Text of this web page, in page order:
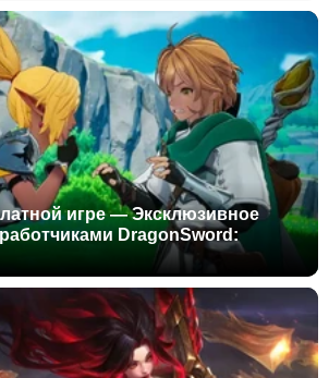
игре — Эксклюзивное
DragonSword: